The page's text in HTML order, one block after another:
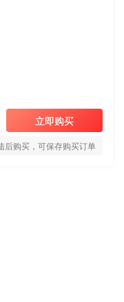
立即购买
后购买，可保存购买订单